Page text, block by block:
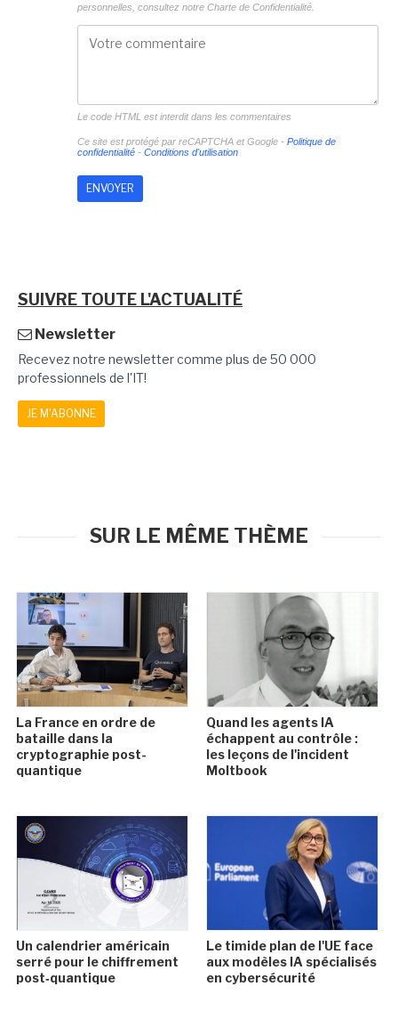
personnelles, consultez notre Charte de Confidentialité.
Le code HTML est interdit dans les commentaires
Ce site est protégé par reCAPTCHA et Google - Politique de
confidentialité- Conditions d'utilisation
SUIVRE TOUTE L'ACTUALITÉ
Newsletter
Recevez notre newsletter comme plus de 50 000
professionnels de l'IT!
JE M'ABONNE
SUR LE MÊME THÈME
La France en ordre de
bataille dans la
cryptographie post-
quantique
Quand les agents IA
échappent au contrôle :
les leçons de l'incident
Moltbook
Un calendrier américain
serré pour le chiffrement
post‑quantique
Le timide plan de l'UE face
aux modèles IA spécialisés
en cybersécurité